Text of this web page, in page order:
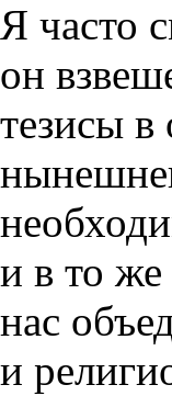
Я часто
он
тезисы
и в то
нас
и